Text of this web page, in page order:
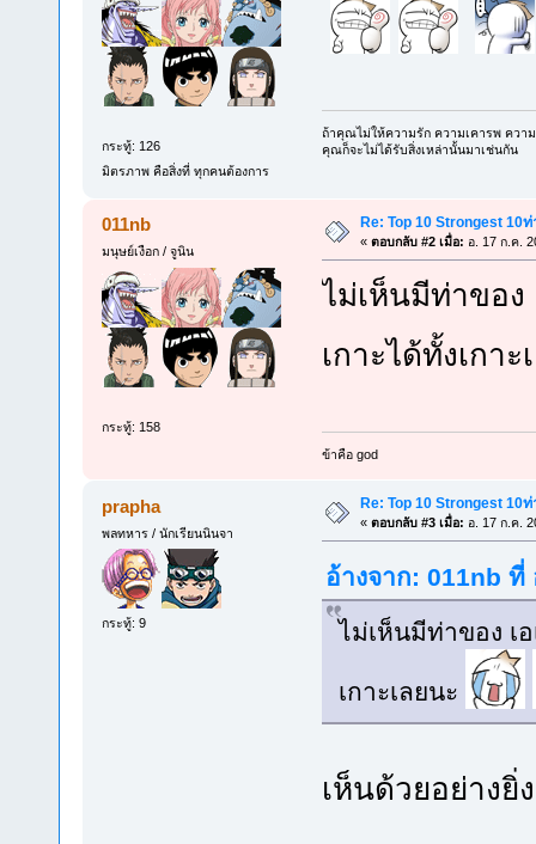
กระทู้: 126
มิตรภาพ คือสิ่งที่ ทุกคนต้องการ
ถ้าคุณไม่ให้ความรัก ความเคารพ ความ
คุณก็จะไม่ได้รับสิ่งเหล่านั้นมาเช่นกัน
011nb
มนุษย์เงือก / จูนิน
กระทู้: 158
Re: Top 10 Strongest 10
« ตอบกลับ #2 เมื่อ: อ. 17 ก.ค.
ไม่เห็นมีท่าของ
เกาะได้ทั้งเกา
ข้าคือ god
prapha
พลทหาร / นักเรียนนินจา
กระทู้: 9
Re: Top 10 Strongest 10
« ตอบกลับ #3 เมื่อ: อ. 17 ก.ค.
อ้างจาก: 011nb ที่
ไม่เห็นมีท่าของ เ
เกาะเลยนะ
เห็นด้วยอย่างยิ่